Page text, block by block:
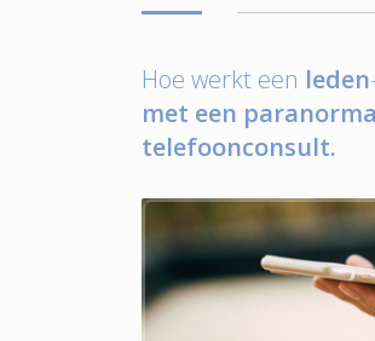
Hoe werkt een leden
met een
telefoonconsult.